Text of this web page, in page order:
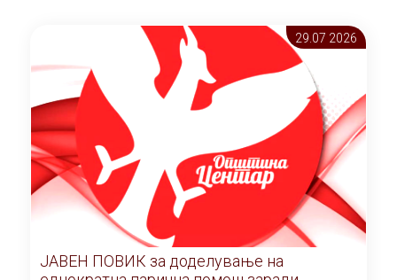
29.07 2026
ЈАВЕН ПОВИК за доделување на